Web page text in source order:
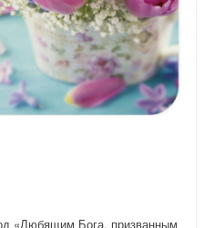
«Любящим Бога, призванным